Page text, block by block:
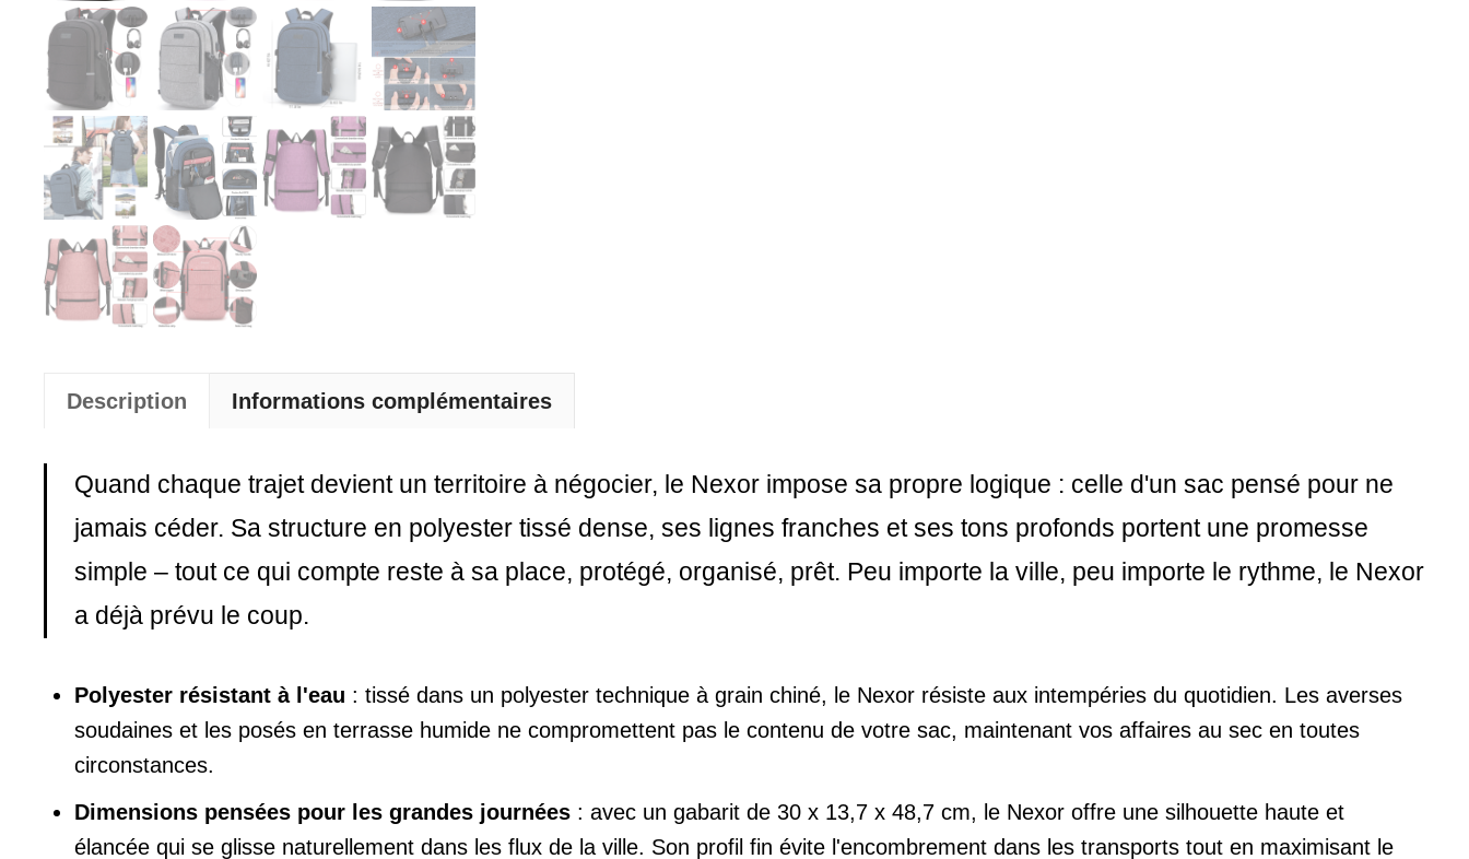
Description Informations complémentaires
Quand chaque trajet devient un territoire à négocier, le Nexor impose sa propre logique : celle d'un sac pensé pour ne
jamais céder. Sa structure en polyester tissé dense, ses lignes franches et ses tons profonds portent une promesse
simple – tout ce qui compte reste à sa place, protégé, organisé, prêt. Peu importe la ville, peu importe le rythme, le Nexor
a déjà prévu le coup.
Polyester résistant à l'eau : tissé dans un polyester technique à grain chiné, le Nexor résiste aux intempéries du quotidien. Les averses
soudaines et les posés en terrasse humide ne compromettent pas le contenu de votre sac, maintenant vos affaires au sec en toutes
circonstances.
Dimensions pensées pour les grandes journées : avec un gabarit de 30 x 13,7 x 48,7 cm, le Nexor offre une silhouette haute et
élancée qui se glisse naturellement dans les flux de la ville. Son profil fin évite l'encombrement dans les transports tout en maximisant le